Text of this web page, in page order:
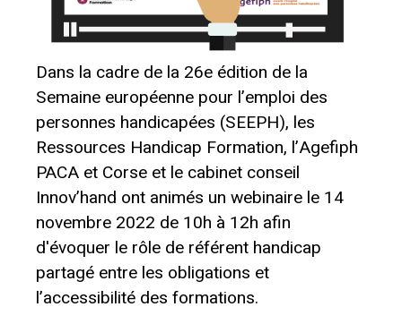
Dans la cadre de la 26e édition de la
Semaine européenne pour l’emploi des
personnes handicapées (SEEPH), les
Ressources Handicap Formation, l’Agefiph
PACA et Corse et le cabinet conseil
Innov’hand ont animés un webinaire le 14
novembre 2022 de 10h à 12h afin
d'évoquer le rôle de référent handicap
partagé entre les obligations et
l’accessibilité des formations.